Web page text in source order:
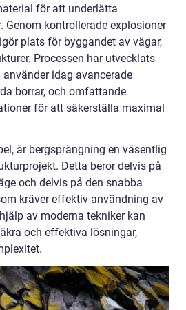
för att underlätta
Genom kontrollerade explosioner
plats för byggandet av vägar,
Processen har utvecklats
idag avancerade
borrar, och omfattande
för att säkerställa maximal
är bergsprängning en väsentlig
Detta beror delvis på
och delvis på den snabba
kräver effektiv användning av
av moderna tekniker kan
och effektiva lösningar,